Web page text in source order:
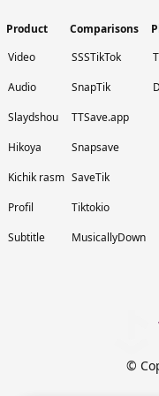
Product
Video
Audio
Slaydshou
Hikoya
Kichik rasm
Profil
Subtitle
Comparisons
SSSTikTok
SnapTik
TTSave.app
Snapsave
SaveTik
Tiktokio
MusicallyDown
©